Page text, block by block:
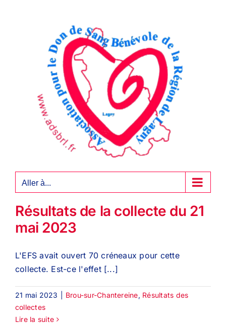
Aller à...
Résultats de la collecte du 21
mai 2023
L'EFS avait ouvert 70 créneaux pour cette
collecte. Est-ce l'effet [...]
21 mai 2023 Brou-sur-Chantereine, Résultats des
collectes
Lire la suite